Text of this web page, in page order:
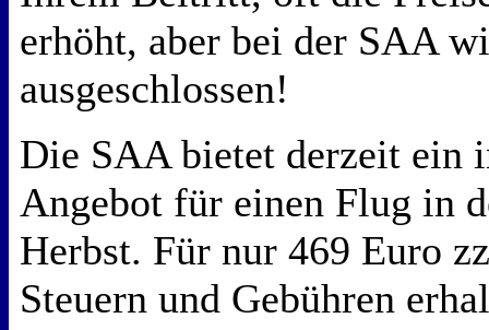
erhöht, aber bei der SAA
ausgeschlossen!
Die SAA bietet derzeit ein
Angebot für einen Flug in
Herbst. Für nur 469 Euro
Steuern und Gebühren